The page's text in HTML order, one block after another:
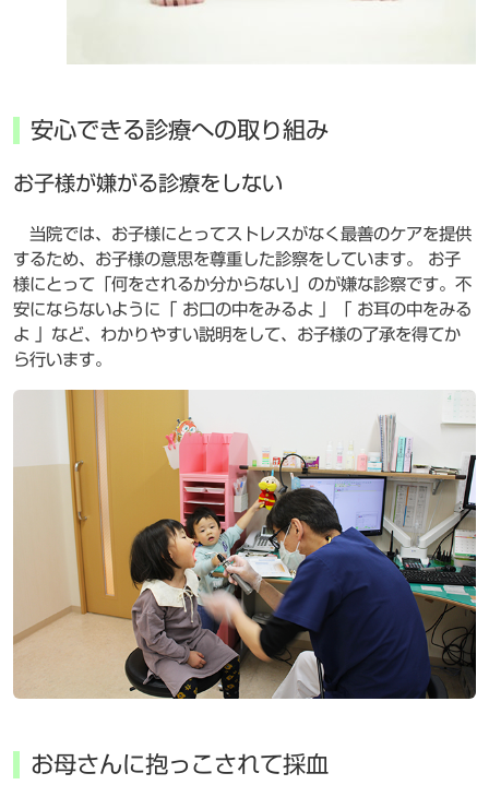
安心できる診療への取り組み
お子様が嫌がる診療をしない
当院では、お子様にとってストレスがなく最善のケアを提供
するため、お子様の意思を尊重した診察をしています。 お子
様にとって「何をされるか分からない」のが嫌な診察です。不
安にならないように「 お口の中をみるよ 」「 お耳の中をみる
よ 」など、わかりやすい説明をして、お子様の了承を得てか
ら行います。
お母さんに抱っこされて採血